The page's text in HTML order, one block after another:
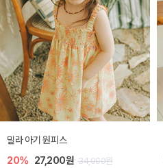
밀라 아기 원피스
20% 27,200원 34,000원